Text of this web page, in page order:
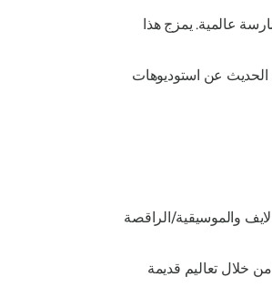
عالمية. يمزج هذا
الحديث عن استوديوهات
في عام 1984 من قبل الفنان ديفيد لايف والموسيقية/الراقصة
خلال تعاليم قديمة